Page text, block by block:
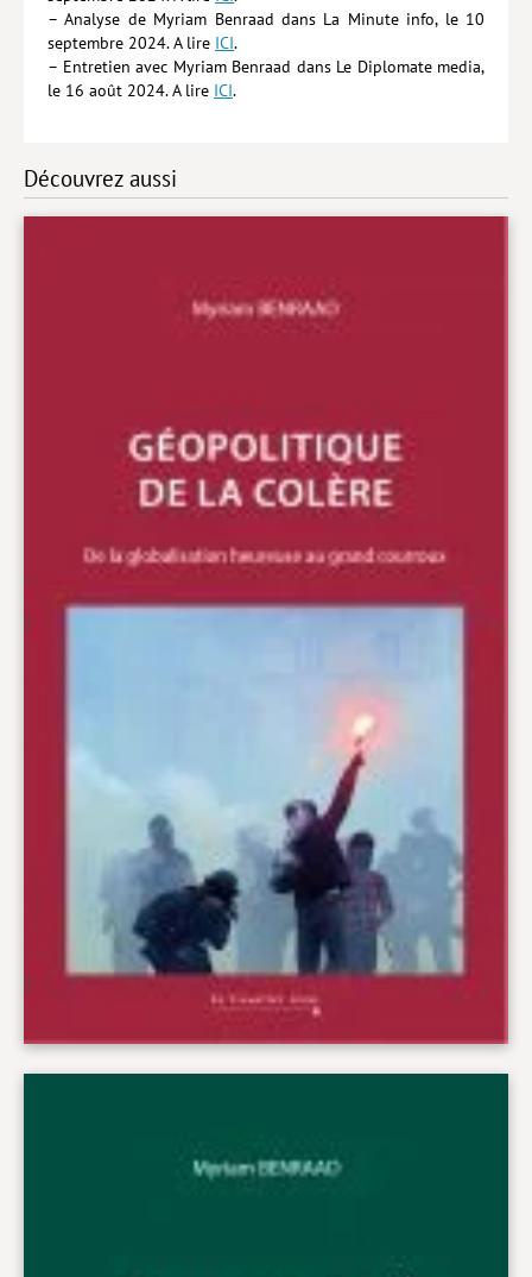
– Analyse de Myriam Benraad dans La Minute info, le 10
septembre 2024. A lire ICI.
– Entretien avec Myriam Benraad dans Le Diplomate media,
le 16 août 2024. A lire ICI.
Découvrez aussi